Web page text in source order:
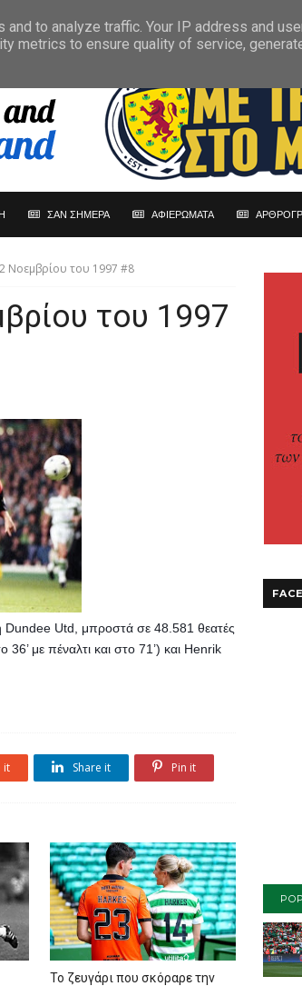
ΣΑΝ ΣΗΜΕΡΑ ΑΦΙΕΡΩΜΑΤΑ
Νοεμβρίου του 1997 #8
του 1997
Dundee Utd, μπροστά σε 48.581 θεατές
με πέναλτι και στο 71’) και Henrik
it Share it Pin it
To ζευγάρι που σκόραρε την
to analyze traffic. Your IP address and
metrics to ensure quality of service,